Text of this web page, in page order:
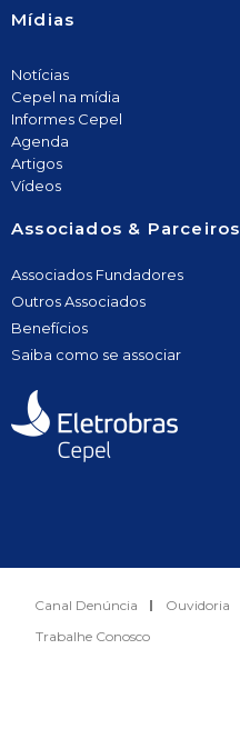
Mídias
Notícias
Cepel na mídia
Informes Cepel
Agenda
Artigos
Vídeos
Associados & Parceiros
Associados Fundadores
Outros Associados
Benefícios
Saiba como se associar
Canal Denúncia Ouvidoria
Trabalhe Conosco